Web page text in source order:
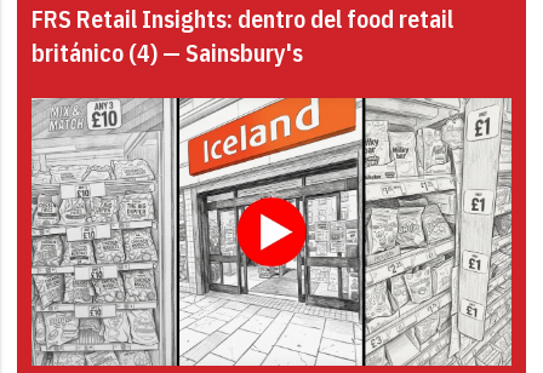
FRS Retail Insights: dentro del food retail
británico (4) — Sainsbury's